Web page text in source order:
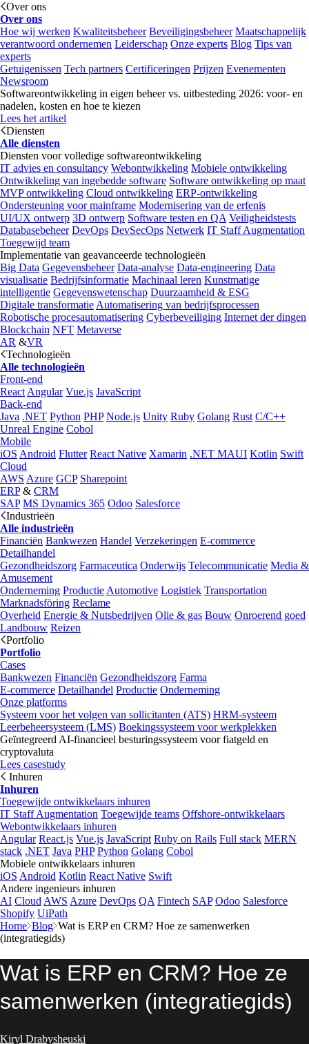
Over ons
Over ons
Hoe wij werken Kwaliteitsbeheer Beveiligingsbeheer Maatschappelijk
verantwoord ondernemen Leiderschap Onze experts Blog Tips van
experts
Getuigenissen Tech partners Certificeringen Prijzen Evenementen
Newsroom
Softwareontwikkeling in eigen beheer vs. uitbesteding 2026: voor- en
nadelen, kosten en hoe te kiezen
Lees het artikel
Diensten
Alle diensten
Diensten voor volledige softwareontwikkeling
IT advies en consultancy Webontwikkeling Mobiele ontwikkeling
Ontwikkeling van ingebedde software Software ontwikkeling op maat
MVP ontwikkeling Cloud ontwikkeling ERP-ontwikkeling
Ondersteuning voor mainframe Modernisering van de erfenis
UI/UX ontwerp 3D ontwerp Software testen en QA Veiligheidstests
Databasebeheer DevOps DevSecOps Netwerk IT Staff Augmentation
Toegewijd team
Implementatie van geavanceerde technologieën
Big Data Gegevensbeheer Data-analyse Data-engineering Data
visualisatie Bedrijfsinformatie Machinaal leren Kunstmatige
intelligentie Gegevenswetenschap Duurzaamheid & ESG
Digitale transformatie Automatisering van bedrijfsprocessen
Robotische procesautomatisering Cyberbeveiliging Internet der dingen
Blockchain NFT Metaverse
AR &VR
Technologieën
Alle technologieën
Front-end
React Angular Vue.js JavaScript
Back-end
Java .NET Python PHP Node.js Unity Ruby Golang Rust C/C++
Unreal Engine Cobol
Mobile
iOS Android Flutter React Native Xamarin .NET MAUI Kotlin Swift
Cloud
AWS Azure GCP Sharepoint
ERP& CRM
SAP MS Dynamics 365 Odoo Salesforce
Industrieën
Alle industrieën
Financiën Bankwezen Handel Verzekeringen E-commerce
Detailhandel
Gezondheidszorg Farmaceutica Onderwijs Telecommunicatie Media &
Amusement
Onderneming Productie Automotive Logistiek Transportation
Marknadsföring Reclame
Overheid Energie & Nutsbedrijven Olie & gas Bouw Onroerend goed
Landbouw Reizen
Portfolio
Portfolio
Cases
Bankwezen Financiën Gezondheidszorg Farma
E-commerce Detailhandel Productie Onderneming
Onze platforms
Systeem voor het volgen van sollicitanten (ATS) HRM-systeem
Leerbeheersysteem (LMS) Boekingssysteem voor werkplekken
Geïntegreerd AI-financieel besturingssysteem voor fiatgeld en
cryptovaluta
Lees casestudy
Inhuren
Inhuren
Toegewijde ontwikkelaars inhuren
IT Staff Augmentation Toegewijde teams Offshore-ontwikkelaars
Webontwikkelaars inhuren
Angular React.js Vue.js JavaScript Ruby on Rails Full stack MERN
stack .NET Java PHP Python Golang Cobol
Mobiele ontwikkelaars inhuren
iOS Android Kotlin React Native Swift
Andere ingenieurs inhuren
AI Cloud AWS Azure DevOps QA Fintech SAP Odoo Salesforce
Shopify UiPath
Home Blog Wat is ERP en CRM? Hoe ze samenwerken
(integratiegids)
Wat is ERP en CRM? Hoe ze
samenwerken (integratiegids)
Kiryl Drabysheuski